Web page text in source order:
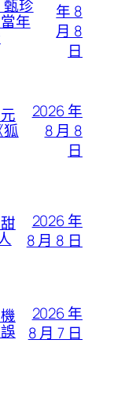
珍
年
年 8
月 8
日
2026 年
8 月 8
日
2026 年
8 月 8 日
2026 年
8 月 7 日